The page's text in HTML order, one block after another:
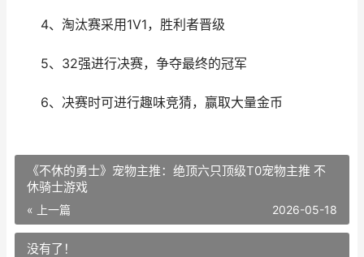
4、淘汰赛采用1V1，胜利者晋级
5、32强进行决赛，争夺最终的冠军
6、决赛时可进行趣味竞猜，赢取大量金币
《不休的勇士》宠物主推：绝顶六只顶级T0宠物主推 不
休骑士游戏
« 上一篇 2026-05-18
没有了！